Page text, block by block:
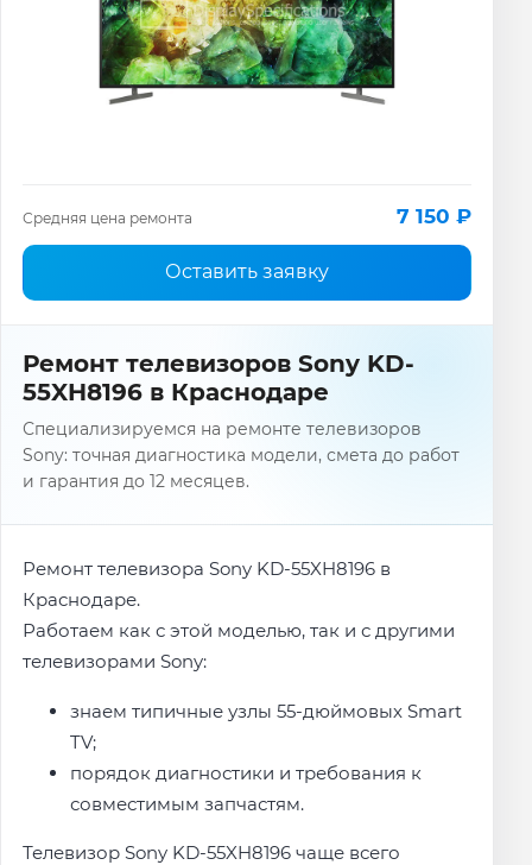
Средняя цена ремонта 7 150 ₽
Оставить заявку
Ремонт телевизоров Sony KD-
55XH8196 в Краснодаре
Специализируемся на ремонте телевизоров
Sony: точная диагностика модели, смета до работ
и гарантия до 12 месяцев.
Ремонт телевизора Sony KD-55XH8196 в
Краснодаре.
Работаем как с этой моделью, так и с другими
телевизорами Sony:
знаем типичные узлы 55-дюймовых Smart
TV;
порядок диагностики и требования к
совместимым запчастям.
Телевизор Sony KD-55XH8196 чаще всего